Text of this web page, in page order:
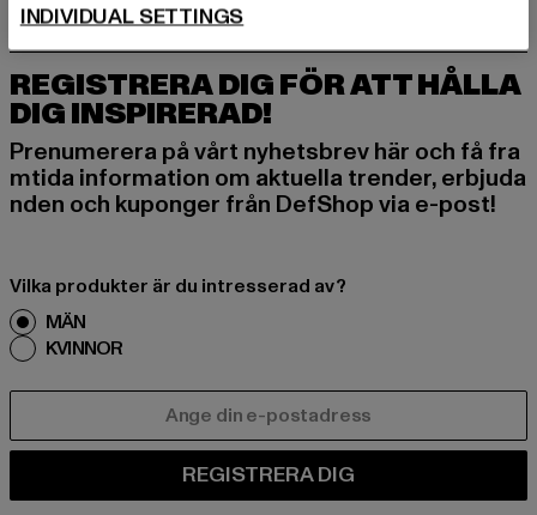
REGISTRERA DIG FÖR ATT HÅLLA
DIG INSPIRERAD!
Prenumerera på vårt nyhetsbrev här och få fra
mtida information om aktuella trender, erbjuda
nden och kuponger från DefShop via e-post!
Vilka produkter är du intresserad av?
MÄN
KVINNOR
REGISTRERA DIG
INDIVIDUAL SETTINGS